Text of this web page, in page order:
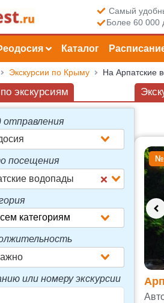
Самый
Более 60 000
Каталог
Экскурсии по Крыму На Арпатские
№
экскурсиям
отправления
посещения
водопады
или номеру экскурсии